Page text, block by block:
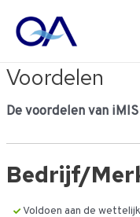
naar
Voordelen
De voordelen van iMIS
Bedrijf/
Voldoen aan de